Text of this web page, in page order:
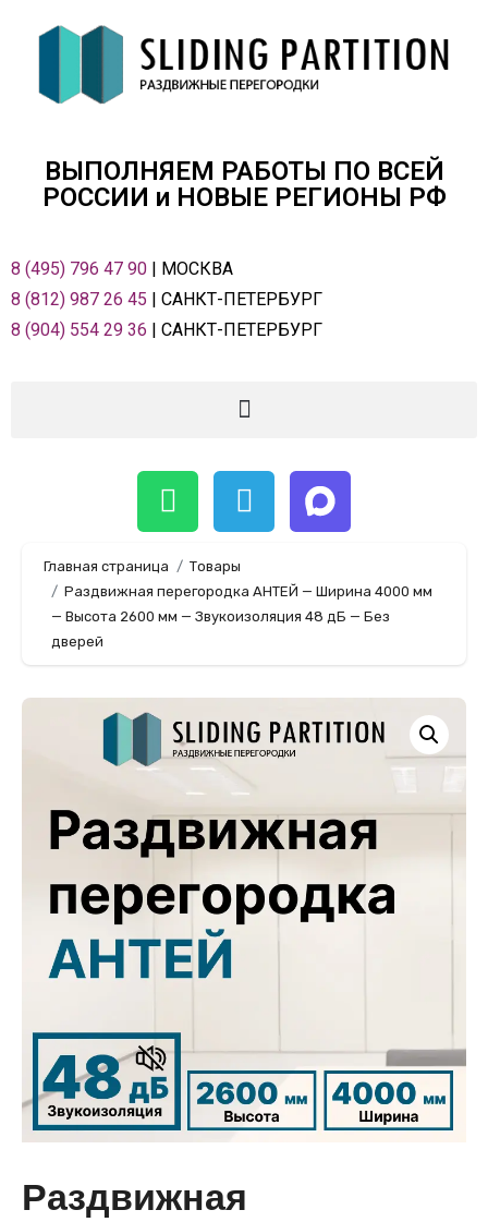
ВЫПОЛНЯЕМ РАБОТЫ ПО ВСЕЙ
РОСCИИ и НОВЫЕ РЕГИОНЫ РФ
8 (495) 796 47 90 | МОСКВА
8 (812) 987 26 45 | САНКТ-ПЕТЕРБУРГ
8 (904) 554 29 36 | САНКТ-ПЕТЕРБУРГ
Главная страница
Товары
Раздвижная перегородка АНТЕЙ — Ширина 4000 мм
— Высота 2600 мм — Звукоизоляция 48 дБ — Без
дверей
Раздвижная